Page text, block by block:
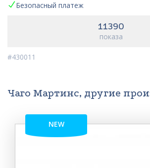
Безопасный платеж
11390
показа
#430011
Чаго Мартинс, другие
NEW